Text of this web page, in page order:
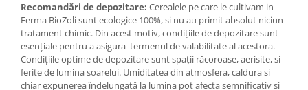
Recomandări de depozitare: Cerealele pe care le cultivam in
Ferma BioZoli sunt ecologice 100%, si nu au primit absolut niciun
tratament chimic. Din acest motiv, condițiile de depozitare sunt
esențiale pentru a asigura termenul de valabilitate al acestora.
Condițiile optime de depozitare sunt spații răcoroase, aerisite, si
ferite de lumina soarelui. Umiditatea din atmosfera, caldura si
chiar expunerea îndelungată la lumina pot afecta semnificativ si